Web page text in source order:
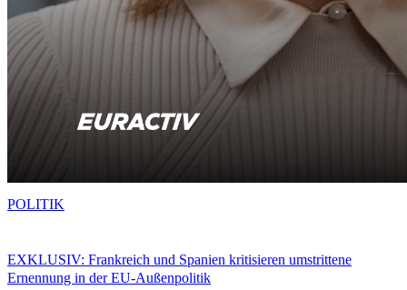
EXKLUSIV: Frankreich und Spanien kritisieren umstrittene
Ernennung in der EU-Außenpolitik
POLITIK